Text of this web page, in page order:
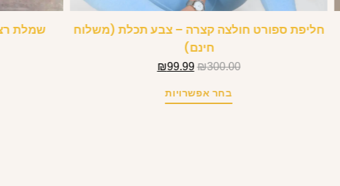
חליפת ספורט חולצה קצרה – צבע תכלת (משלוח
חינם)
₪300.00
₪99.99
בחר אפשרויות
שמלת